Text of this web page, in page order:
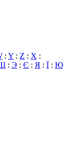
: Y : Z : X :
: Э : Є : Я : Ї : Ю